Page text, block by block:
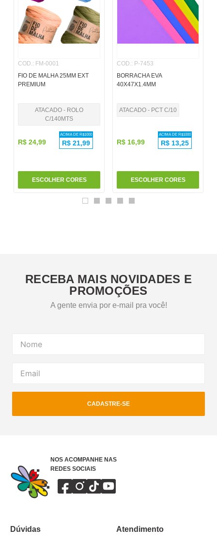
COD.: FM-0001
FIO DE MALHA 25MM EXT
PREMIUM
ATACADO - ROLO
C/140MTS
R$ 24,99
ACIMA DE R$1000
R$ 21,99
ESCOLHER CORES
COD.: P-7453
BORRACHA EVA
40X47X1.4MM
ATACADO - PCT C/10
R$ 16,99
ACIMA DE R$1000
R$ 13,25
ESCOLHER CORES
RECEBA MAIS NOVIDADES E
PROMOÇÕES
A gente envia por e-mail pra você!
CADASTRE-SE
NOS ACOMPANHE NAS
REDES SOCIAIS
Dúvidas Atendimento
pincel
º papel
º barbante
10º havaianas